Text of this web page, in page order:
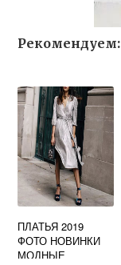
Рекомендуем:
ПЛАТЬЯ 2019
ФОТО НОВИНКИ
МОДНЫЕ